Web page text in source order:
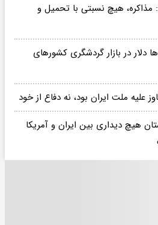
هیچ نسبتی با تحمیل و
دلار در بازار گردشگری کشورهای
علیه ملت ایران بود، نه دفاع از خود
هیچ دیداری بین ایران و آمریکا